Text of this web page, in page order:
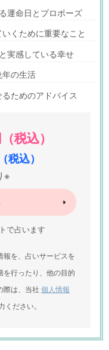
運命日とプロポーズ
くために重要なこと
実感している幸せ
の生活
ためのアドバイス
税込）
税込）
※
で占います
を、占いサービスを
行ったり、他の目的
際は、当社 個人情報
ださい。